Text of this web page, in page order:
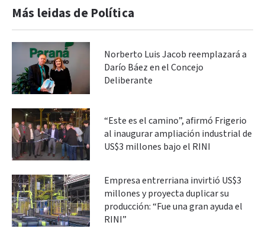
Más leidas de Política
Norberto Luis Jacob reemplazará a
Darío Báez en el Concejo
Deliberante
“Este es el camino”, afirmó Frigerio
al inaugurar ampliación industrial de
US$3 millones bajo el RINI
Empresa entrerriana invirtió US$3
millones y proyecta duplicar su
producción: “Fue una gran ayuda el
RINI”